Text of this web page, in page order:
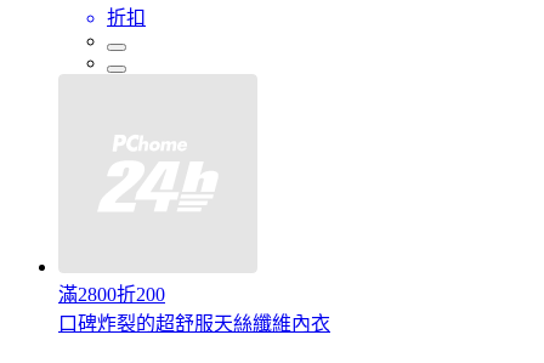
折扣
滿2800折200
口碑炸裂的超舒服天絲纖維內衣